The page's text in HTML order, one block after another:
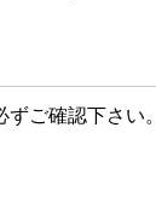
ご確認下さい。